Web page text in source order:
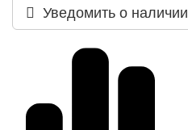
Уведомить о наличии